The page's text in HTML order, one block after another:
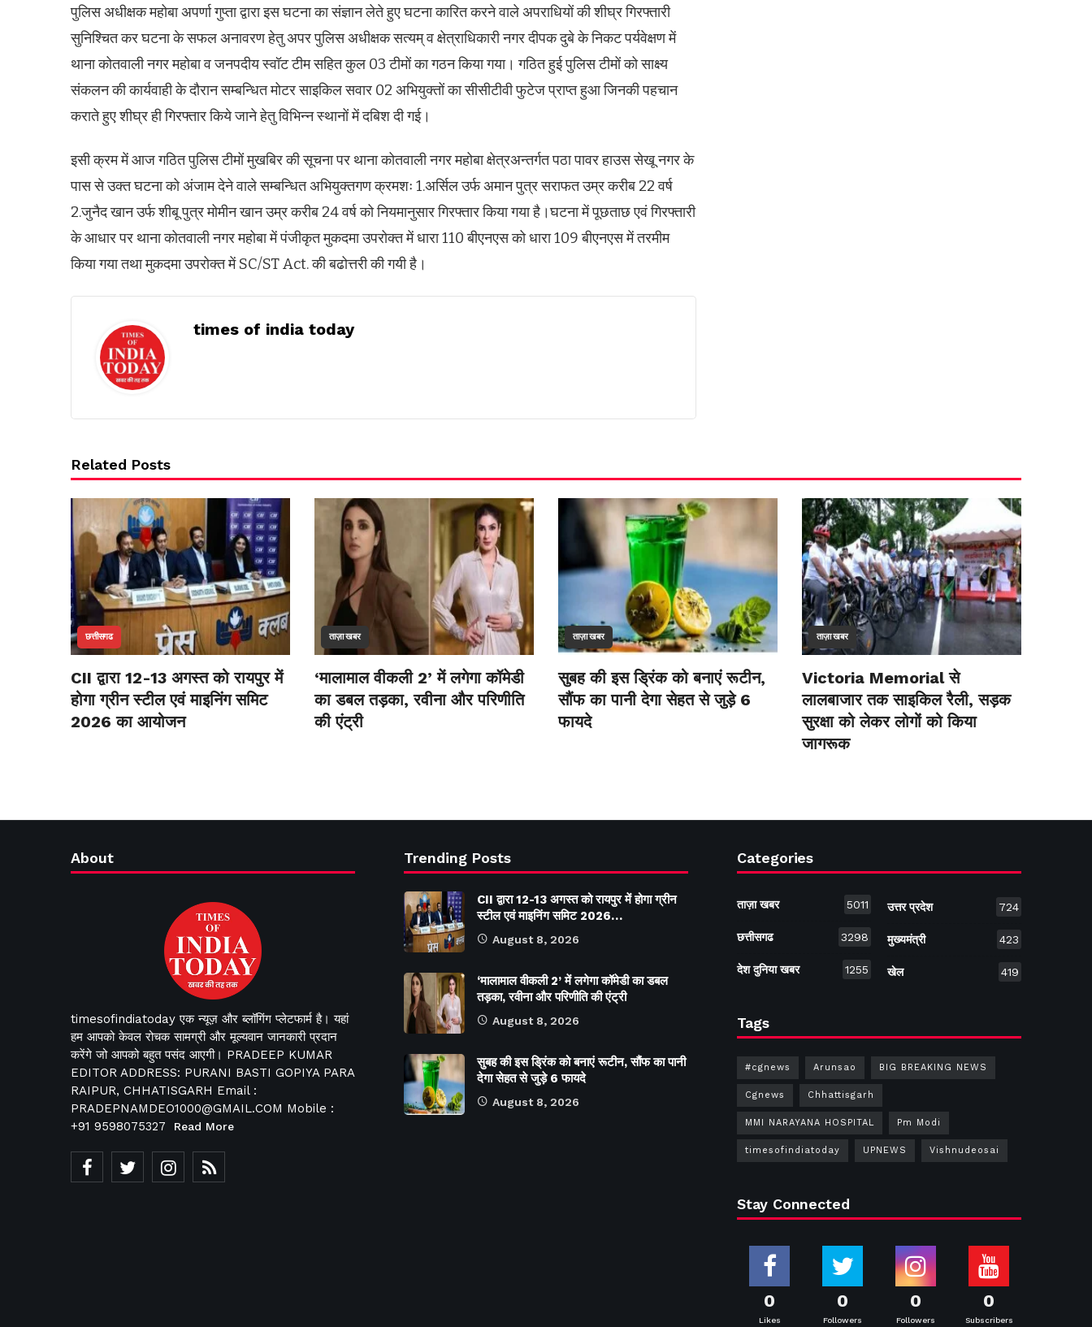
पुलिस अधीक्षक महोबा अपर्णा गुप्ता द्वारा इस घटना का संज्ञान लेते हुए घटना कारित करने वाले अपराधियों की शीघ्र गिरफ्तारी
सुनिश्चित कर घटना के सफल अनावरण हेतु अपर पुलिस अधीक्षक सत्यम् व क्षेत्राधिकारी नगर दीपक दुबे के निकट पर्यवेक्षण में
थाना कोतवाली नगर महोबा व जनपदीय स्वॉट टीम सहित कुल 03 टीमों का गठन किया गया। गठित हुई पुलिस टीमों को साक्ष्य
संकलन की कार्यवाही के दौरान सम्बन्धित मोटर साइकिल सवार 02 अभियुक्तों का सीसीटीवी फुटेज प्राप्त हुआ जिनकी पहचान
कराते हुए शीघ्र ही गिरफ्तार किये जाने हेतु विभिन्न स्थानों में दबिश दी गई।
इसी क्रम में आज गठित पुलिस टीमों मुखबिर की सूचना पर थाना कोतवाली नगर महोबा क्षेत्रअन्तर्गत पठा पावर हाउस सेखू नगर के
पास से उक्त घटना को अंजाम देने वाले सम्बन्धित अभियुक्तगण क्रमशः 1.अर्सिल उर्फ अमान पुत्र सराफत उम्र करीब 22 वर्ष
2.जुनैद खान उर्फ शीबू पुत्र मोमीन खान उम्र करीब 24 वर्ष को नियमानुसार गिरफ्तार किया गया है।घटना में पूछताछ एवं गिरफ्तारी
के आधार पर थाना कोतवाली नगर महोबा में पंजीकृत मुकदमा उपरोक्त में धारा 110 बीएनएस को धारा 109 बीएनएस में तरमीम
किया गया तथा मुकदमा उपरोक्त में SC/ST Act. की बढोत्तरी की गयी है।
times of india today
Related Posts
छत्तीसगढ
CII द्वारा 12-13 अगस्त को रायपुर में
होगा ग्रीन स्टील एवं माइनिंग समिट
2026 का आयोजन
ताज़ा खबर
‘मालामाल वीकली 2’ में लगेगा कॉमेडी
का डबल तड़का, रवीना और परिणीति
की एंट्री
ताज़ा खबर
सुबह की इस ड्रिंक को बनाएं रूटीन,
सौंफ का पानी देगा सेहत से जुड़े 6
फायदे
ताज़ा खबर
Victoria Memorial से
लालबाजार तक साइकिल रैली, सड़क
सुरक्षा को लेकर लोगों को किया
जागरूक
About
timesofindiatoday एक न्यूज़ और ब्लॉगिंग प्लेटफार्म है। यहां
हम आपको केवल रोचक सामग्री और मूल्यवान जानकारी प्रदान
करेंगे जो आपको बहुत पसंद आएगी। PRADEEP KUMAR
EDITOR ADDRESS: PURANI BASTI GOPIYA PARA
RAIPUR, CHHATISGARH Email :
PRADEPNAMDEO1000@GMAIL.COM Mobile :
+91 9598075327
Read More
Trending Posts
CII द्वारा 12-13 अगस्त को रायपुर में होगा ग्रीन
स्टील एवं माइनिंग समिट 2026…
August 8, 2026
‘मालामाल वीकली 2’ में लगेगा कॉमेडी का डबल
तड़का, रवीना और परिणीति की एंट्री
August 8, 2026
सुबह की इस ड्रिंक को बनाएं रूटीन, सौंफ का पानी
देगा सेहत से जुड़े 6 फायदे
August 8, 2026
Categories
ताज़ा खबर 5011
छत्तीसगढ 3298
देश दुनिया खबर 1255
उत्तर प्रदेश 724
मुख्यमंत्री 423
खेल 419
Tags
#cgnews Arunsao BIG BREAKING NEWS
Cgnews Chhattisgarh
MMI NARAYANA HOSPITAL Pm Modi
timesofindiatoday UPNEWS Vishnudeosai
Stay Connected
0
Likes
0
Followers
0
Followers
0
Subscribers